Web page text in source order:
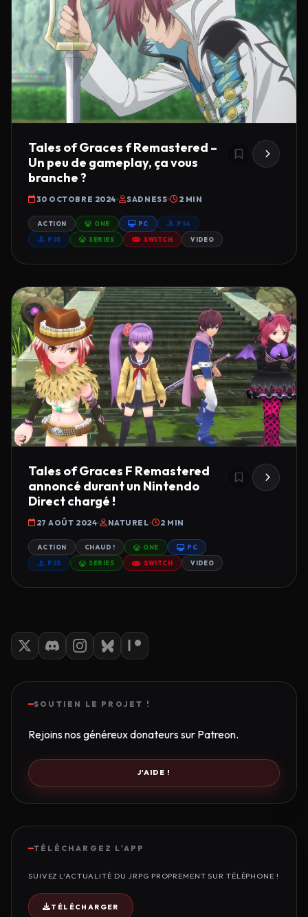
Tales of Graces f Remastered –
Un peu de gameplay, ça vous
branche ?
30 OCTOBRE 2024 SADNESS 2 MIN
ACTION ONE PC PS4
PS5 SERIES SWITCH VIDEO
Tales of Graces F Remastered
annoncé durant un Nintendo
Direct chargé !
27 AOÛT 2024 NATUREL 2 MIN
ACTION CHAUD ! ONE PC
PS5 SERIES SWITCH VIDEO
SOUTIEN LE PROJET !
Rejoins nos généreux donateurs sur Patreon.
J'AIDE !
TÉLÉCHARGEZ L'APP
SUIVEZ L'ACTUALITÉ DU JRPG PROPREMENT SUR TÉLÉPHONE !
TÉLÉCHARGER